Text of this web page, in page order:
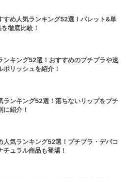
すめ人気ランキング52選！パレット&単
徹底比較！
ンキング52選！おすすめのプチプラや速
ポリッシュを紹介！
ランキング52選！落ちないリップをプチ
に紹介！
人気ランキング52選！プチプラ・デパコ
チュラル商品も登場！